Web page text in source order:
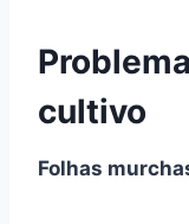
cultivo
Folhas